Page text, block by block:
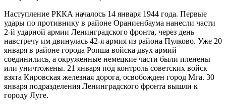
Наступление РККА началось 14 января 1944 года. Первые
удары по противнику в районе Ораниенбаума нанесли части
2-й ударной армии Ленинградского фронта, через день
навстречу им двинулась 42-я армия из района Пулково. Уже 20
января в районе города Ропша войска двух армий
соединились, а окруженные немецкие части были пленены
или уничтожены. 21 января под контроль советских войск
взята Кировская железная дорога, освобожден город Мга. 30
января подразделения Ленинградского фронта вышли к
городу Луге.